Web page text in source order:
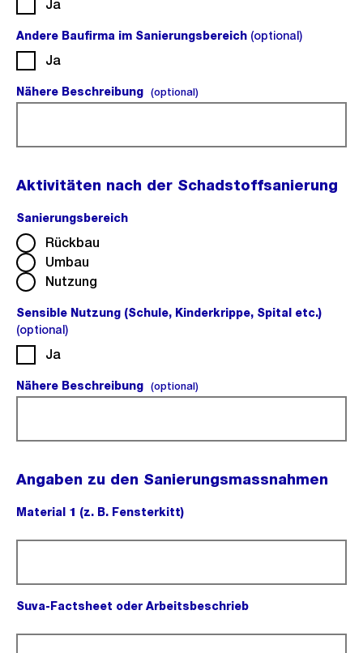
Ja
Andere Baufirma im Sanierungsbereich (optional)
Ja
Nähere Beschreibung (optional)(optional).
Aktivitäten nach der Schadstoffsanierung
Sanierungsbereich
Rückbau
Umbau
Nutzung
Sensible Nutzung (Schule, Kinderkrippe, Spital etc.)
(optional)
Ja
Nähere Beschreibung (optional)(optional).
Angaben zu den Sanierungsmassnahmen
Material 1 (z. B. Fensterkitt)
Suva-Factsheet oder Arbeitsbeschrieb